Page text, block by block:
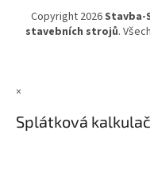
Copyright 2026Stavba-
stavebních strojů.
×
Splátková